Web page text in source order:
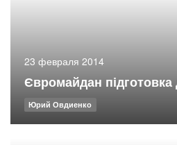
23 февраля 2014
Євромайдан
Юрий Овдиенко